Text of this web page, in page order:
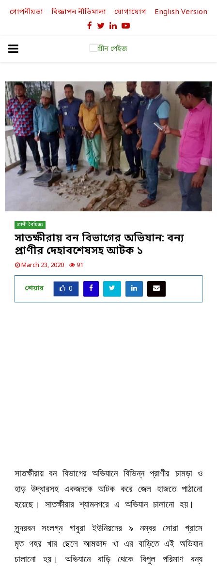
গোপনীয়তা বিজ্ঞাপন নীতিমালা যোগাযোগ English Version
Facebook
TwitterLinkedinYoutube
PRIMARY
প্রাণী বৈচিত্র্য
সাতক্ষীরায় বন বিভাগের অভিযান: বন্য
প্রাণীর দেহাবশেষসহ আটক ১
March 23, 2020 91
শেয়ার 0
সাতক্ষীরায় বন বিভাগের অভিযানে বিভিন্ন প্রাণীর চামড়া ও
হাড় উদ্ধারসহ একজনকে আটক করে জেল হাজতে পাঠানো
হয়েছে। সাতক্ষীরার শ্যামনগরে এ অভিযান চালানো হয়।
সুন্দরবন সংলগ্ন গাবুরা ইউনিয়নের ৯ নম্বর সোরা গ্রামে
মৃত গহর খার ছেলে আমজাদ খা এর বাড়িতে এই অভিযান
চালানো হয়। অভিযানে বাড়ি থেকে বিপুল পরিমাণ বন্য